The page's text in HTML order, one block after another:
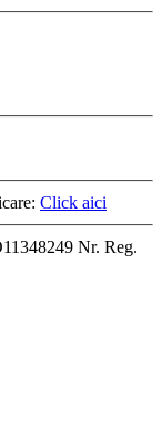
Click aici
Nr. Reg.